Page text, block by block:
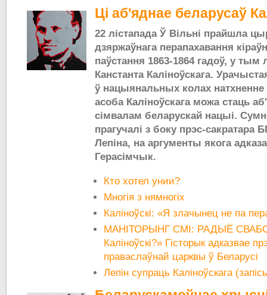
Ці аб'яднае беларусаў
22 лістапада Ў Вільні прайшла
дзяржаўнага перапахавання
паўстання 1863-1864 гадоў, у тым
Канстанта Каліноўскага.
ў нацыянальных колах
асоба Каліноўскага можа стаць
сімвалам беларускай нацыі.
прагучалі з боку прэс-сакратара
Лепіна, на аргументы якога
Герасімчык.
Кто хотел унии?
Многія з нямногіх
Каліноўскі: «Я злачынец не па
МАНІТОРЫНГ СМІ: РАДЫЁ
Каліноўскі?» Гісторык адказвае
праваслаўнай царквы ў Беларусі
Лепін супраць Каліноўскага